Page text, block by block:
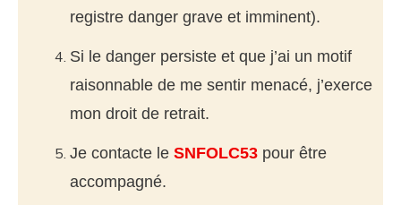
registre danger grave et imminent).
Si le danger persiste et que j’ai un motif
raisonnable de me sentir menacé, j’exerce
mon droit de retrait.
Je contacte le SNFOLC53 pour être
accompagné.